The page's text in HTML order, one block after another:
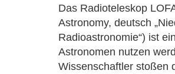
Das Radioteleskop
Astronomy, deutsch
Radioastronomie“) ist
Astronomen nutzen
Wissenschaftler stoßen